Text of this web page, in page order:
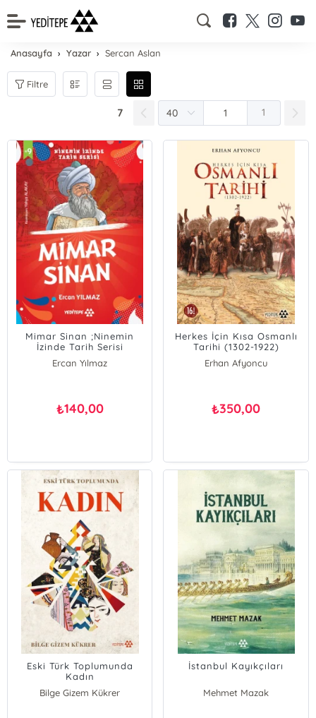
Anasayfa Yazar Sercan Aslan
Filtre
7 1
Mimar Sinan ;Ninemin
İzinde Tarih Serisi
Ercan Yılmaz
₺140,00
Herkes İçin Kısa Osmanlı
Tarihi (1302-1922)
Erhan Afyoncu
₺350,00
Eski Türk Toplumunda
Kadın
Bilge Gizem Kükrer
İstanbul Kayıkçıları
Mehmet Mazak